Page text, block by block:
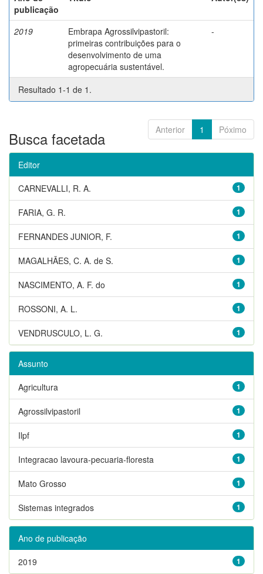
publicação
2019
Embrapa Agrossilvipastoril:
primeiras contribuições para o
desenvolvimento de uma
agropecuária sustentável.
-
Resultado 1-1 de 1.
Anterior 1 Póximo
Busca facetada
Editor
1
CARNEVALLI, R. A.
1
FARIA, G. R.
1
FERNANDES JUNIOR, F.
1
MAGALHÃES, C. A. de S.
1
NASCIMENTO, A. F. do
1
ROSSONI, A. L.
1
VENDRUSCULO, L. G.
Assunto
1
Agricultura
1
Agrossilvipastoril
1
Ilpf
1
Integracao lavoura-pecuaria-floresta
1
Mato Grosso
1
Sistemas integrados
Ano de publicação
1
2019